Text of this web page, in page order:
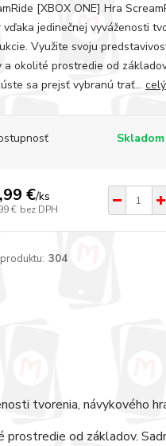
[XBOX ONE] Hra
vďaka jedinečnej vyváženosti
Využite svoju
a okolité prostredie od
sa prejsť vybranú trať...
€/ks
€ bez DPH
304
tvorenia, návykového
od základov.